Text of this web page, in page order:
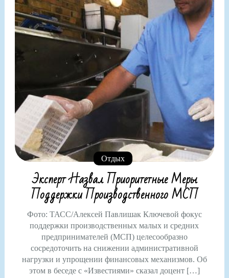
Отдых
Эксперт Назвал Приоритетные Меры
Поддержки Производственного МСП
Фото: ТАСС/Алексей Павлишак Ключевой фокус
поддержки производственных малых и средних
предпринимателей (МСП) целесообразно
сосредоточить на снижении административной
нагрузки и упрощении финансовых механизмов. Об
этом в беседе с «Известиями» сказал доцент […]